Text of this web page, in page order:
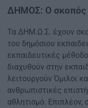
ΔΗΜΟΣ: Ο σκοπός
Τα ΔΗΜ.Ω.Σ. έχουν
του δημόσιου
εκπαιδευτικές
διαχυθούν στην
λειτουργούν Όμιλοι
ανθρωπιστικές
αθλητισμό. Επιπλέον,